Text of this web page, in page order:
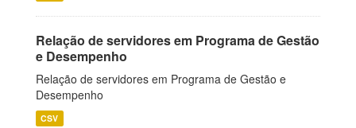
Relação de servidores em Programa de Gestão
e Desempenho
Relação de servidores em Programa de Gestão e
Desempenho
CSV